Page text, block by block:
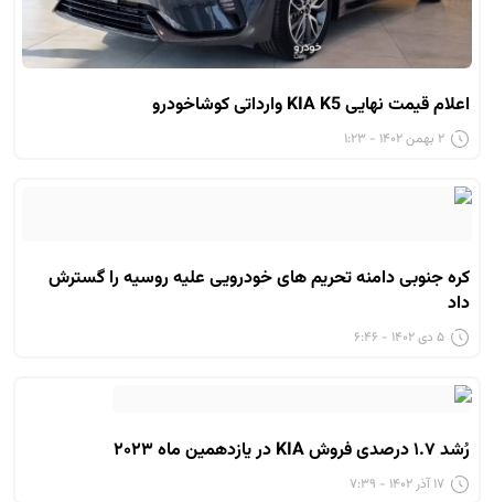
اعلام قیمت نهایی KIA K5 وارداتی کوشاخودرو
۲ بهمن ۱۴۰۲ - ۱:۲۳
کره جنوبی دامنه تحریم های خودرویی علیه روسیه را گسترش
داد
۵ دی ۱۴۰۲ - ۶:۴۶
رُشد ۱.۷ درصدی فروش KIA در یازدهمین ماه ۲۰۲۳
۱۷ آذر ۱۴۰۲ - ۷:۳۹